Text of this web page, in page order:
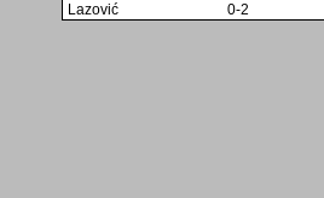
Lazović
0-2